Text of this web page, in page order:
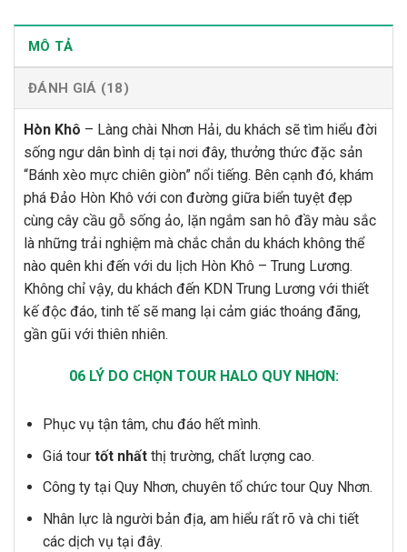
MÔ TẢ
ĐÁNH GIÁ (18)
Hòn Khô – Làng chài Nhơn Hải, du khách sẽ tìm hiểu đời
sống ngư dân bình dị tại nơi đây, thưởng thức đặc sản
“Bánh xèo mực chiên giòn” nổi tiếng. Bên cạnh đó, khám
phá Đảo Hòn Khô với con đường giữa biển tuyệt đẹp
cùng cây cầu gỗ sống ảo, lặn ngắm san hô đầy màu sắc
là những trải nghiệm mà chắc chắn du khách không thể
nào quên khi đến với du lịch Hòn Khô – Trung Lương.
Không chỉ vậy, du khách đến KDN Trung Lương với thiết
kế độc đáo, tinh tế sẽ mang lại cảm giác thoáng đãng,
gần gũi với thiên nhiên.
06 LÝ DO CHỌN TOUR HALO QUY NHƠN:
Phục vụ tận tâm, chu đáo hết mình.
Giá tour tốt nhấtthị trường, chất lượng cao.
Công ty tại Quy Nhơn, chuyên tổ chức tour Quy Nhơn.
Nhân lực là người bản địa, am hiểu rất rõ và chi tiết
các dịch vụ tại đây.